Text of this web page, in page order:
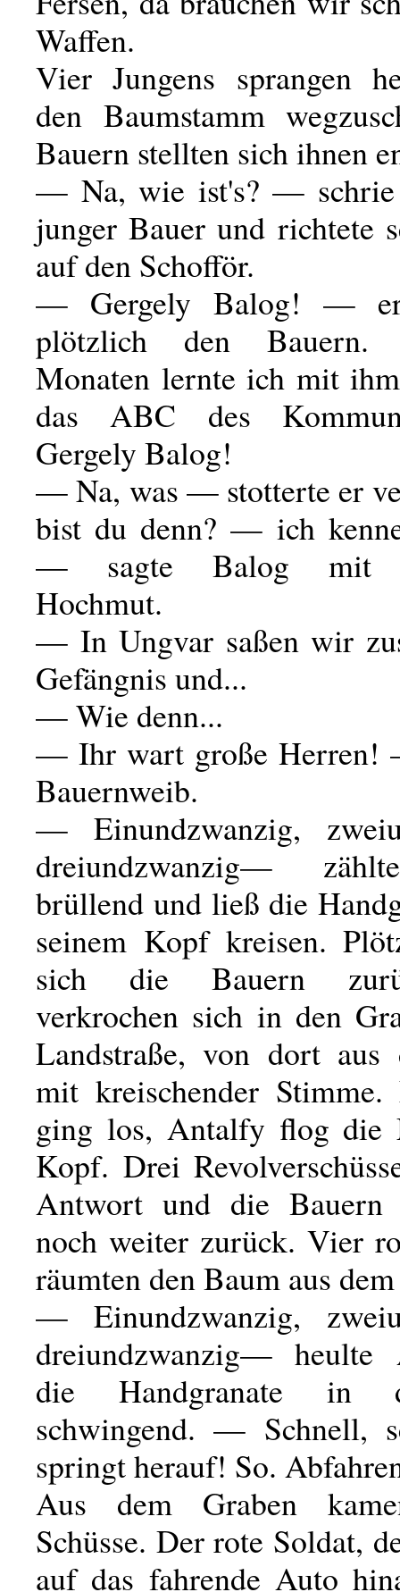
Waffen.
Vier Jungens sprangen
den Baumstamm
Bauern stellten sich ihnen
— Na, wie ist's? — schrie
junger Bauer und richtete
auf den Schofför.
— Gergely Balog! —
plötzlich den Bauern.
Monaten lernte ich mit
das ABC des
Gergely Balog!
— Na, was — stotterte er
bist du denn? — ich
— sagte Balog mit
Hochmut.
— In Ungvar saßen wir
Gefängnis und...
— Wie denn...
— Ihr wart große Herren!
Bauernweib.
— Einundzwanzig,
dreiundzwanzig—
brüllend und ließ die
seinem Kopf kreisen.
sich die Bauern
verkrochen sich in den
Landstraße, von dort aus
mit kreischender Stimme.
ging los, Antalfy flog die
Kopf. Drei
Antwort und die Bauern
noch weiter zurück. Vier
räumten den Baum aus
— Einundzwanzig,
dreiundzwanzig—
die Handgranate in
schwingend. — Schnell,
springt herauf! So.
Aus dem Graben
Schüsse. Der rote Soldat,
auf das fahrende Auto